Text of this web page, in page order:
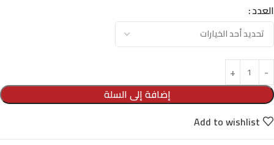
العدد
إضافة إلى السلة
Add to wishlist